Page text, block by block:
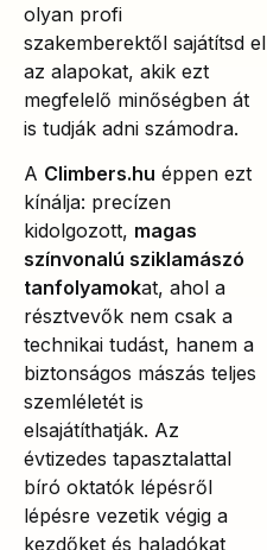
olyan profi
szakemberektől sajátítsd el
az alapokat, akik ezt
megfelelő minőségben át
is tudják adni számodra.
A Climbers.hu éppen ezt
kínálja: precízen
kidolgozott, magas
színvonalú sziklamászó
tanfolyamokat, ahol a
résztvevők nem csak a
technikai tudást, hanem a
biztonságos mászás teljes
szemléletét is
elsajátíthatják. Az
évtizedes tapasztalattal
bíró oktatók lépésről
lépésre vezetik végig a
kezdőket és haladókat